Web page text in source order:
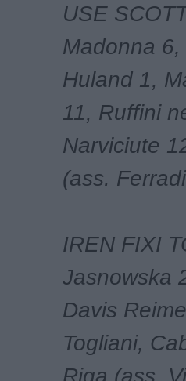
USE
Madonna
Huland 1,
11, Ruffini
Narviciute
(ass.
IREN FIXI
Jasnowska
Davis
Togliani,
Riga (ass.